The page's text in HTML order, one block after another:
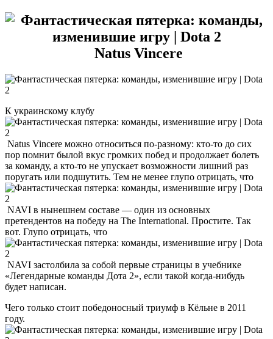
Natus Vincere
К украинскому клубу
Natus Vincere можно относиться по-разному: кто-то до сих
пор помнит былой вкус громких побед и продолжает болеть
за команду, а кто-то не упускает возможности лишний раз
поругать или подшутить. Тем не менее глупо отрицать, что
NAVI в нынешнем составе — один из основных
претендентов на победу на The International. Простите. Так
вот. Глупо отрицать, что
NAVI застолбила за собой первые страницы в учебнике
«Легендарные команды Дота 2», если такой когда-нибудь
будет написан.
Чего только стоит победоносный триумф в Кёльне в 2011
году.